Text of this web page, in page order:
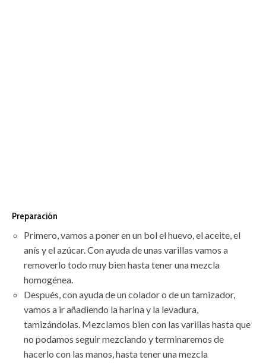
Preparación
Primero, vamos a poner en un bol el huevo, el aceite, el
anís y el azúcar. Con ayuda de unas varillas vamos a
removerlo todo muy bien hasta tener una mezcla
homogénea.
Después, con ayuda de un colador o de un tamizador,
vamos a ir añadiendo la harina y la levadura,
tamizándolas. Mezclamos bien con las varillas hasta que
no podamos seguir mezclando y terminaremos de
hacerlo con las manos, hasta tener una mezcla